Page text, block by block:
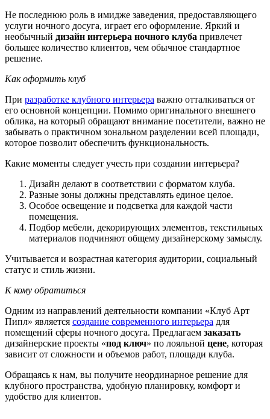
Не последнюю роль в имидже заведения, предоставляющего
услуги ночного досуга, играет его оформление. Яркий и
необычный дизайн интерьера ночного клуба привлечет
большее количество клиентов, чем обычное стандартное
решение.
Как оформить клуб
При разработке клубного интерьера важно отталкиваться от
его основной концепции. Помимо оригинального внешнего
облика, на который обращают внимание посетители, важно не
забывать о практичном зональном разделении всей площади,
которое позволит обеспечить функциональность.
Какие моменты следует учесть при создании интерьера?
Дизайн делают в соответствии с форматом клуба.
Разные зоны должны представлять единое целое.
Особое освещение и подсветка для каждой части
помещения.
Подбор мебели, декорирующих элементов, текстильных
материалов подчиняют общему дизайнерскому замыслу.
Учитывается и возрастная категория аудитории, социальный
статус и стиль жизни.
К кому обратиться
Одним из направлений деятельности компании «Клуб Арт
Пипл» является создание современного интерьера для
помещений сферы ночного досуга. Предлагаем заказать
дизайнерские проекты «под ключ» по лояльной цене, которая
зависит от сложности и объемов работ, площади клуба.
Обращаясь к нам, вы получите неординарное решение для
клубного пространства, удобную планировку, комфорт и
удобство для клиентов.